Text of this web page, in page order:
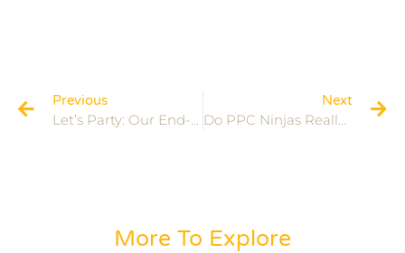
Previous Next
More To Explore